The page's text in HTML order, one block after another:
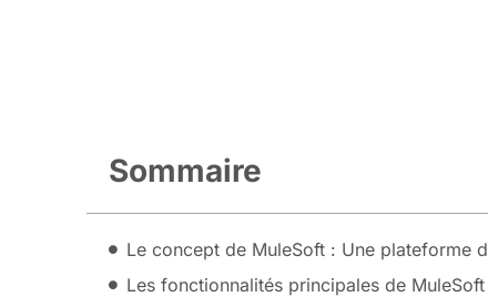
Sommaire
Le concept de MuleSoft : Une plateforme
Les fonctionnalités principales de MuleSoft